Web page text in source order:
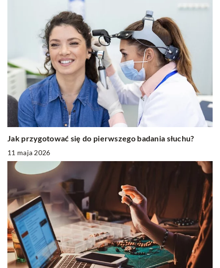
Jak przygotować się do pierwszego badania słuchu?
11 maja 2026